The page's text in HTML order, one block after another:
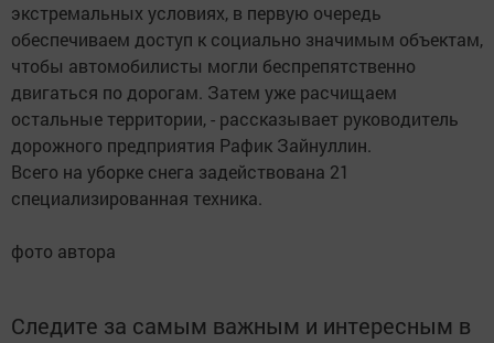
экстремальных условиях, в первую очередь
обеспечиваем доступ к социально значимым объектам,
чтобы автомобилисты могли беспрепятственно
двигаться по дорогам. Затем уже расчищаем
остальные территории, - рассказывает руководитель
дорожного предприятия Рафик Зайнуллин.
Всего на уборке снега задействована 21
специализированная техника.
фото автора
Следите за самым важным и интересным в